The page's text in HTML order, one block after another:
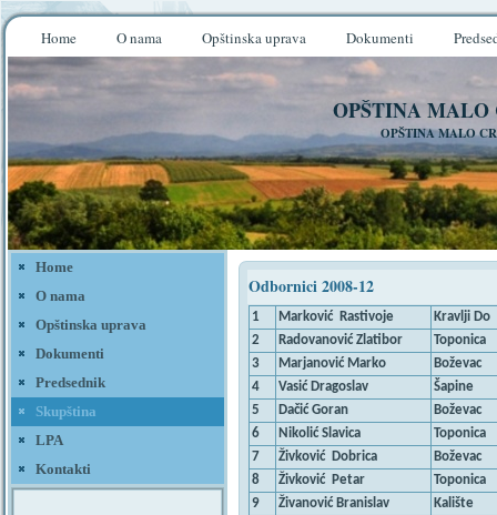
Home O nama Opštinska uprava Dokumenti
OPŠTINA MALO
OPŠTINA MALO
Home
O nama
Opštinska uprava
Dokumenti
Predsednik
Skupština
LPA
Kontakti
Odbornici 2008-12
1 Marković Rastivoje
Kravlji Do
2
Radovanović Zlatibor
Toponica
3
Marjanović Marko
Boževac
4
Vasić Dragoslav
Šapine
5
Dačić Goran
Boževac
6
Nikolić Slavica
Toponica
7
Živković Dobrica
Boževac
8
Živković Petar
Toponica
9
Živanović Branislav
Kalište